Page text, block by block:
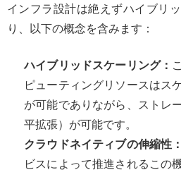
インフラ設計は絶えずハイブリ
り、以下の概念を含みます：
ハイブリッドスケーリング：
ピューティングリソースはス
が可能でありながら、ストレ
平拡張）が可能です。
クラウドネイティブの伸縮性：
ビスによって推進されるこの